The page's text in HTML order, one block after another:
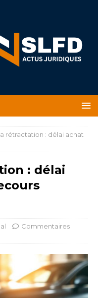
rétractation : délai achat
: délai
Commentaires